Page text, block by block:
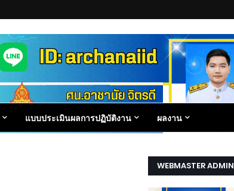
แบบประเมินผลการปฏิบัติงาน ผลงาน
WEBMASTER ADMIN